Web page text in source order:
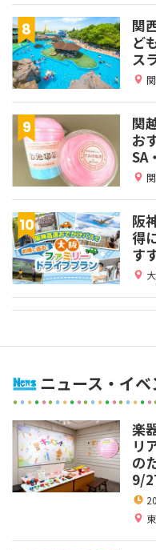
関
ど
ス
関
お
SA
阪
得
す
ニュース・イベ
楽
リ
の
9/